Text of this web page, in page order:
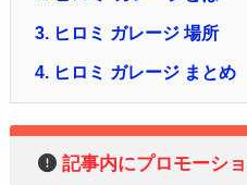
3. ヒロミ ガレージ 場所
4. ヒロミ ガレージ まとめ
記事内にプロモーシ